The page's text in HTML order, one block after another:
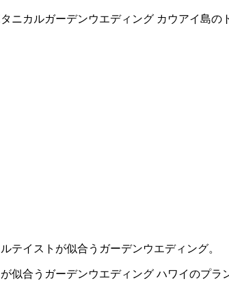
ニカルガーデンウエディング カウアイ島
テイストが似合うガーデンウエディング。
似合うガーデンウエディング ハワイのプ